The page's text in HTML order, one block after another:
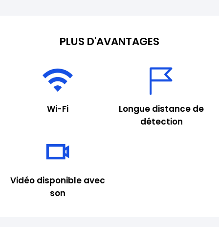
PLUS D'AVANTAGES
Wi-Fi
Longue distance de
détection
Vidéo disponible avec
son